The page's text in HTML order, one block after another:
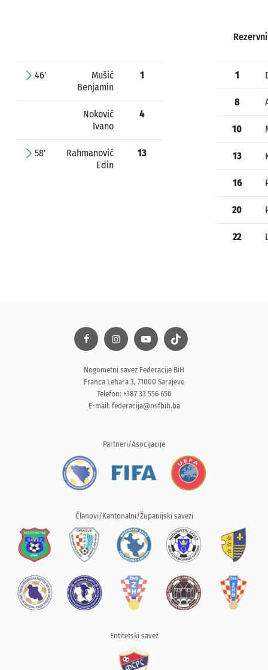
46'
Mušić
Benjamin
1
Noković
Ivano
4
58'
Rahmanović
Edin
13
1
8
10
13
16
20
22
Nogometni savez Federacije BiH
Franca Lehara 3, 71000 Sarajevo
Telefon: +387 33 556 650
E-mail: federacija@nsfbih.ba
Partneri/Asocijacije
Članovi/Kantonalni/Županijski savezi
Entitetski savez